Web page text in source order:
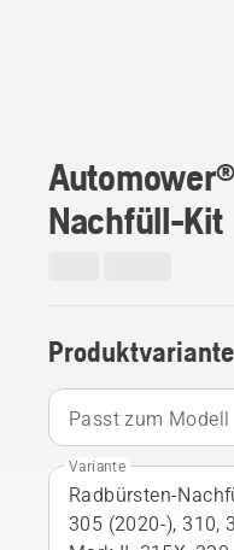
Nachfüll-Kit
Produktvariante
Passt zum Modell
Variante
Radbürsten-
305 (2020-), 310,